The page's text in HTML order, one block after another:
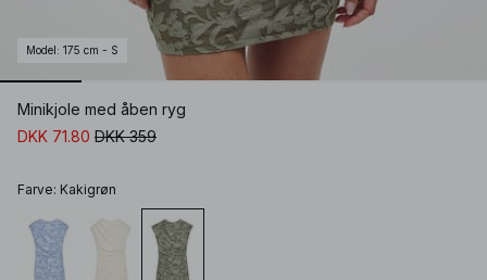
Model : 175 cm - S
Minikjole med åben ryg
DKK 71.80 DKK 359
Farve: Kakigrøn